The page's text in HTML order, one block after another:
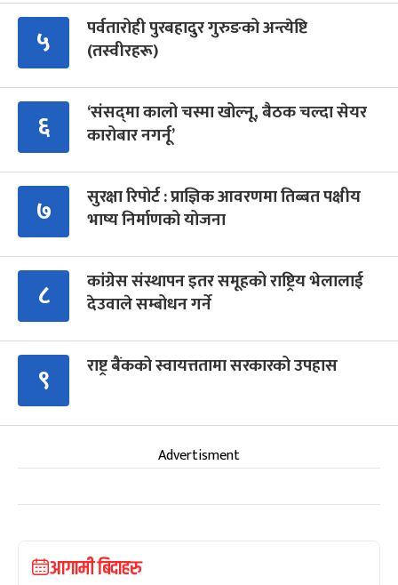
५
पर्वतारोही पुरबहादुर गुरुङको अन्त्येष्टि
(तस्वीरहरू)
६
‘संसद्‍मा कालो चस्मा खोल्नू, बैठक चल्दा सेयर
कारोबार नगर्नू’
७
सुरक्षा रिपोर्ट : प्राज्ञिक आवरणमा तिब्बत पक्षीय
भाष्य निर्माणको योजना
८
कांग्रेस संस्थापन इतर समूहको राष्ट्रिय भेलालाई
देउवाले सम्बोधन गर्ने
९ राष्ट्र बैंकको स्वायत्ततामा सरकारको उपहास
Advertisment
आगामी बिदाहरु